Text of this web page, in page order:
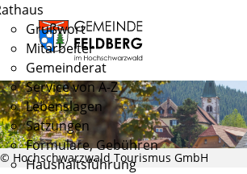
Grußwort
Mitarbeiter
Gemeinderat
Service von A-Z
Lebenslagen
Satzungen
Formulare, Gebühren
Haushaltsführung
© Hochschwarzwald Tourismus GmbH